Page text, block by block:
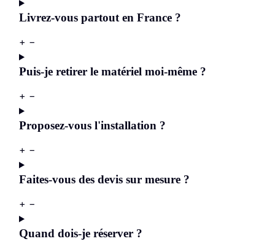
Livrez-vous partout en France ?
+ −
Puis-je retirer le matériel moi-même ?
+ −
Proposez-vous l'installation ?
+ −
Faites-vous des devis sur mesure ?
+ −
Quand dois-je réserver ?